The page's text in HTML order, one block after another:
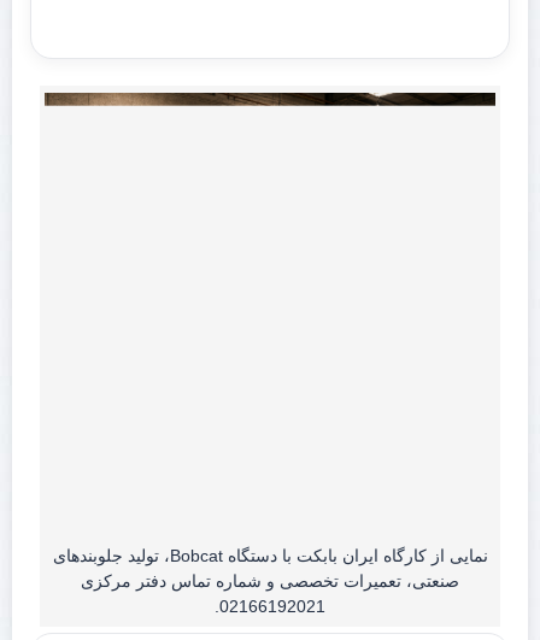
نمایی از کارگاه ایران بابکت با دستگاه Bobcat، تولید جلوبندهای
صنعتی، تعمیرات تخصصی و شماره تماس دفتر مرکزی
02166192021.